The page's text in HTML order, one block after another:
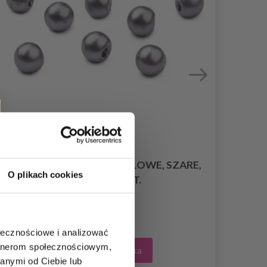
O plikach cookies
i analizować
społecznościowym,
od Ciebie lub
HOBBYARTS GUZIKI PERŁOWE, SZARE,
12 MM, 10 SZT.
Dodaj do koszyka